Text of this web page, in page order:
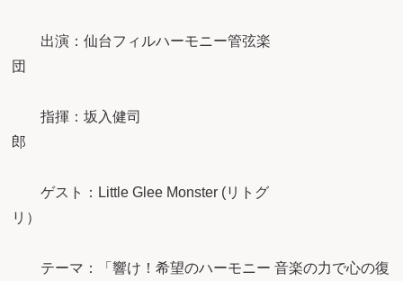
出演：仙台フィルハーモニー管弦楽
指揮：坂入健司
ゲスト：Little Glee Monster (リトグ
リ
テーマ：「響け！希望のハーモニー 音楽の力で心の復